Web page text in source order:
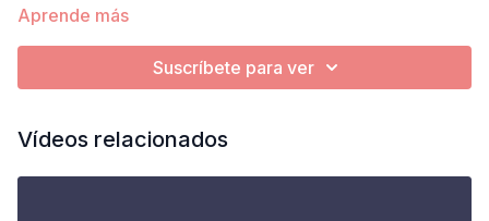
Aprende más
Suscríbete para ver
Vídeos relacionados